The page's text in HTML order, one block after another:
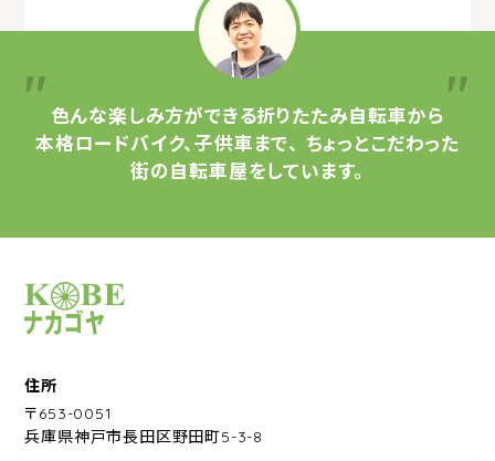
色んな楽しみ方ができる折りたたみ自転車から
本格ロードバイク、子供車まで、 ちょっとこだわった
街の自転車屋をしています。
サイクルショップナカゴヤ
住所
〒653-0051
兵庫県神戸市長田区野田町5-3-8